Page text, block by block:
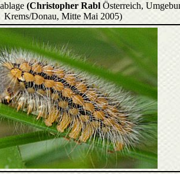
(Christopher Rabl Österreich,
Krems/Donau, Mitte Mai 2005)